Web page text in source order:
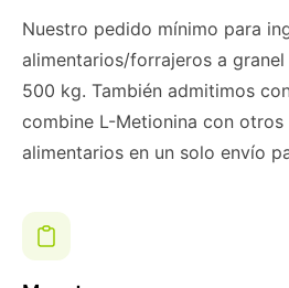
Nuestro pedido mínimo para
alimentarios/forrajeros a
500 kg. También admitimos
combine L-Metionina con otros
alimentarios en un solo envío